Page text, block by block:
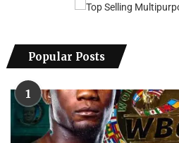
Popular Posts
1